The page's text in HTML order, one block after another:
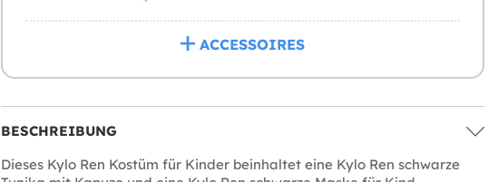
ACCESSOIRES
BESCHREIBUNG
Dieses Kylo Ren Kostüm für Kinder beinhaltet eine Kylo Ren schwarze